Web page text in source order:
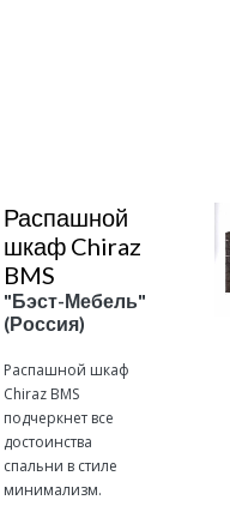
Распашной
шкаф Chiraz
BMS
"Бэст-Мебель"
(Россия)
Распашной шкаф
Chiraz BMS
подчеркнет все
достоинства
спальни в стиле
минимализм.